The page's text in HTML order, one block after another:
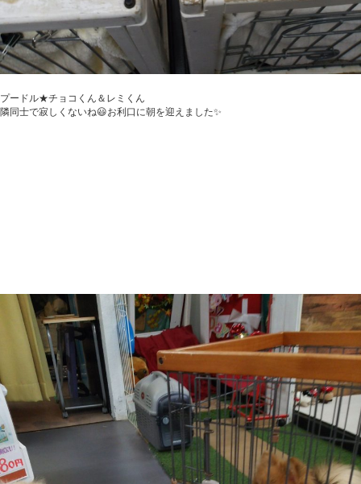
プードル★チョコくん＆レミくん
隣同士で寂しくないね😃お利口に朝を迎えました✨